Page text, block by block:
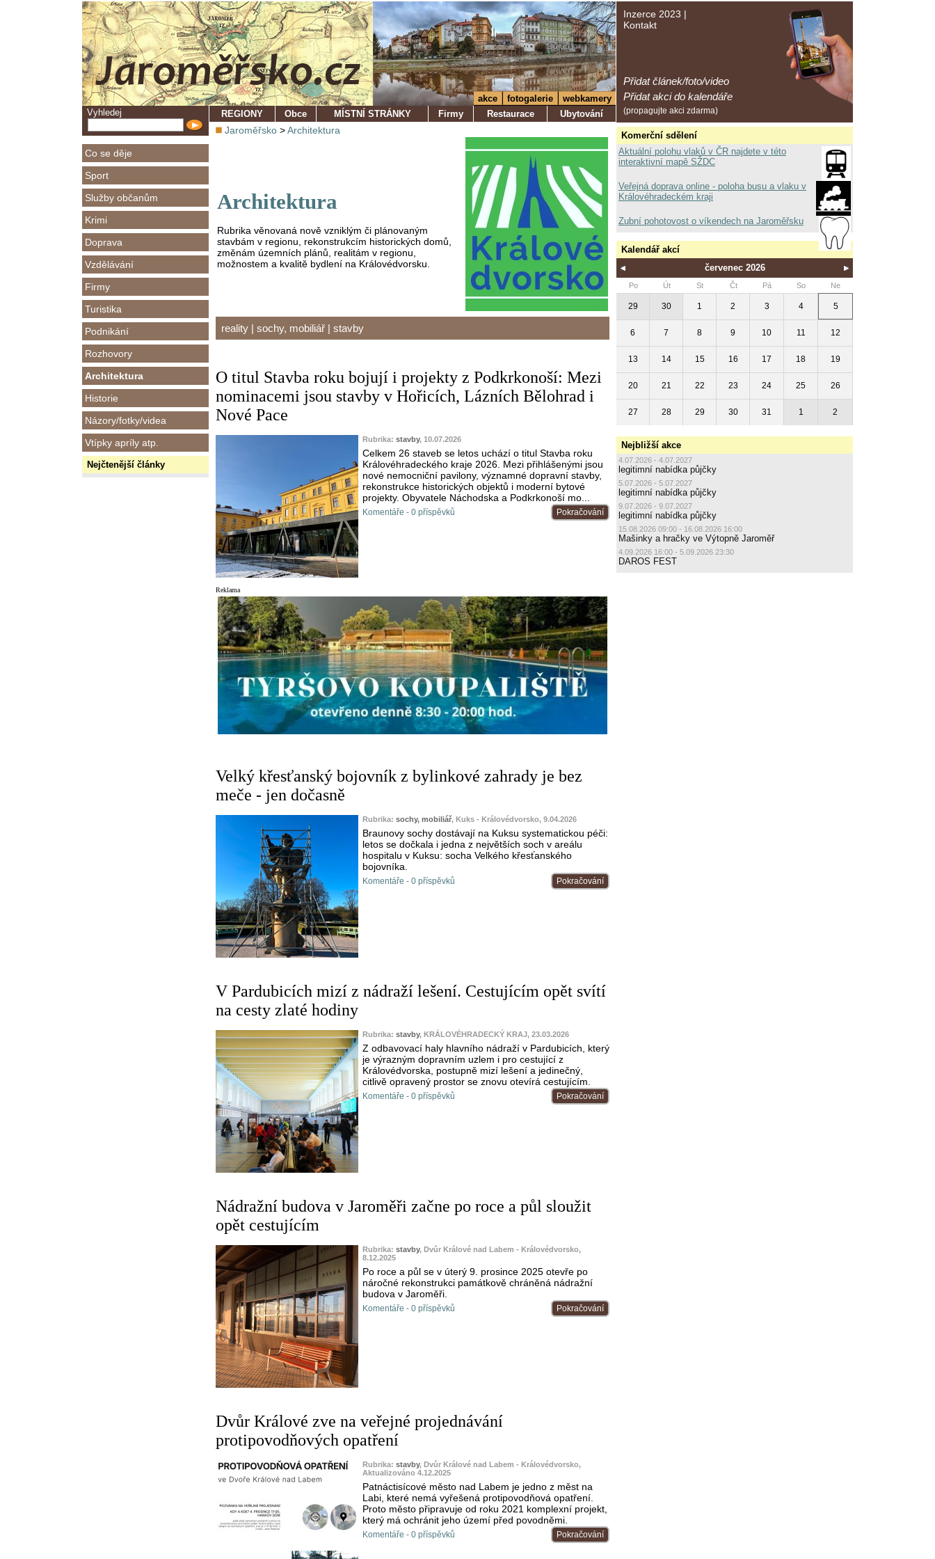
Vyhledej
Co se děje
Sport
Služby občanům
Krimi
Doprava
Vzdělávání
Firmy
Turistika
Podnikání
Rozhovory
Architektura
Historie
Názory/fotky/videa
Vtípky apríly atp.
Nejčtenější články
Inzerce 2023 |
Kontakt
Přidat článek/foto/video
Přidat akci do kalendáře
(propagujte akci zdarma)
akce fotogalerie
webkamery
REGIONY
Obce MÍSTNÍ STRÁNKY Firmy Restaurace Ubytování
Jaroměřsko >Architektura
Architektura
Rubrika věnovaná nově vzniklým či plánovaným
stavbám v regionu, rekonstrukcím historických domů,
změnám územních plánů, realitám v regionu,
možnostem a kvalitě bydlení na Královédvorsku.
reality | sochy, mobiliář | stavby
O titul Stavba roku bojují i projekty z Podkrkonoší: Mezi
nominacemi jsou stavby v Hořicích, Lázních Bělohrad i
Nové Pace
Rubrika: stavby, 10.07.2026
Celkem 26 staveb se letos uchází o titul Stavba roku
Královéhradeckého kraje 2026. Mezi přihlášenými jsou
nové nemocniční pavilony, významné dopravní stavby,
rekonstrukce historických objektů i moderní bytové
projekty. Obyvatele Náchodska a Podkrkonoší mo...
Pokračování
Komentáře - 0 příspěvků
Reklama
Velký křesťanský bojovník z bylinkové zahrady je bez
meče - jen dočasně
Rubrika: sochy, mobiliář, Kuks - Královédvorsko, 9.04.2026
Braunovy sochy dostávají na Kuksu systematickou péči:
letos se dočkala i jedna z největších soch v areálu
hospitalu v Kuksu: socha Velkého křesťanského
bojovníka.
Pokračování
Komentáře - 0 příspěvků
V Pardubicích mizí z nádraží lešení. Cestujícím opět svítí
na cesty zlaté hodiny
Rubrika: stavby, KRÁLOVÉHRADECKÝ KRAJ, 23.03.2026
Z odbavovací haly hlavního nádraží v Pardubicích, který
je výrazným dopravním uzlem i pro cestující z
Královédvorska, postupně mizí lešení a jedinečný,
citlivě opravený prostor se znovu otevírá cestujícím.
Pokračování
Komentáře - 0 příspěvků
Nádražní budova v Jaroměři začne po roce a půl sloužit
opět cestujícím
Rubrika: stavby, Dvůr Králové nad Labem - Královédvorsko,
8.12.2025
Po roce a půl se v úterý 9. prosince 2025 otevře po
náročné rekonstrukci památkově chráněná nádražní
budova v Jaroměři.
Pokračování
Komentáře - 0 příspěvků
Dvůr Králové zve na veřejné projednávání
protipovodňových opatření
Rubrika: stavby, Dvůr Králové nad Labem - Královédvorsko,
Aktualizováno 4.12.2025
Patnáctisícové město nad Labem je jedno z měst na
Labi, které nemá vyřešená protipovodňová opatření.
Proto město připravuje od roku 2021 komplexní projekt,
který má ochránit jeho území před povodněmi.
Pokračování
Komentáře - 0 příspěvků
Komerční sdělení
Aktuální polohu vlaků v ČR najdete v této
interaktivní mapě SŽDC
Veřejná doprava online - poloha busu a vlaku v
Královéhradeckém kraji
Zubní pohotovost o víkendech na Jaroměřsku
Kalendář akcí
červenec 2026
Po Út St Čt Pá So Ne
29 30 1 2 3 4 5
6 7 8 9 10 11 12
13 14 15 16 17 18 19
20 21 22 23 24 25 26
27 28 29 30 31 1 2
Nejbližší akce
4.07.2026 - 4.07.2027
legitimní nabídka půjčky
5.07.2026 - 5.07.2027
legitimní nabídka půjčky
9.07.2026 - 9.07.2027
legitimní nabídka půjčky
15.08.2026 09:00 - 16.08.2026 16:00
Mašinky a hračky ve Výtopně Jaroměř
4.09.2026 16:00 - 5.09.2026 23:30
DAROS FEST